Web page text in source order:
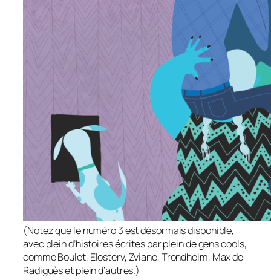
(Notez que le numéro 3 est désormais disponible,
avec plein d’histoires écrites par plein de gens cools,
comme Boulet, Elosterv, Zviane, Trondheim, Max de
Radiguès et plein d’autres.)